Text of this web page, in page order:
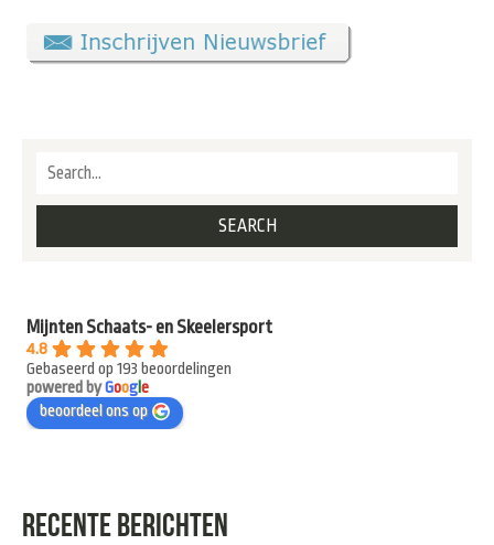
Mijnten Schaats- en Skeelersport
4.8
Gebaseerd op 193 beoordelingen
powered byGooge
beoordeel ons op
RECENTE BERICHTEN